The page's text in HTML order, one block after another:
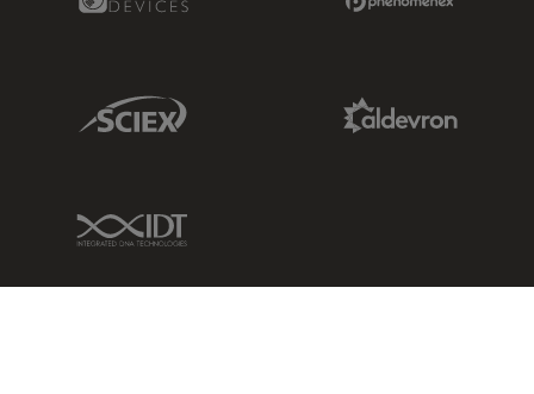
Sciex Link
IDT Link